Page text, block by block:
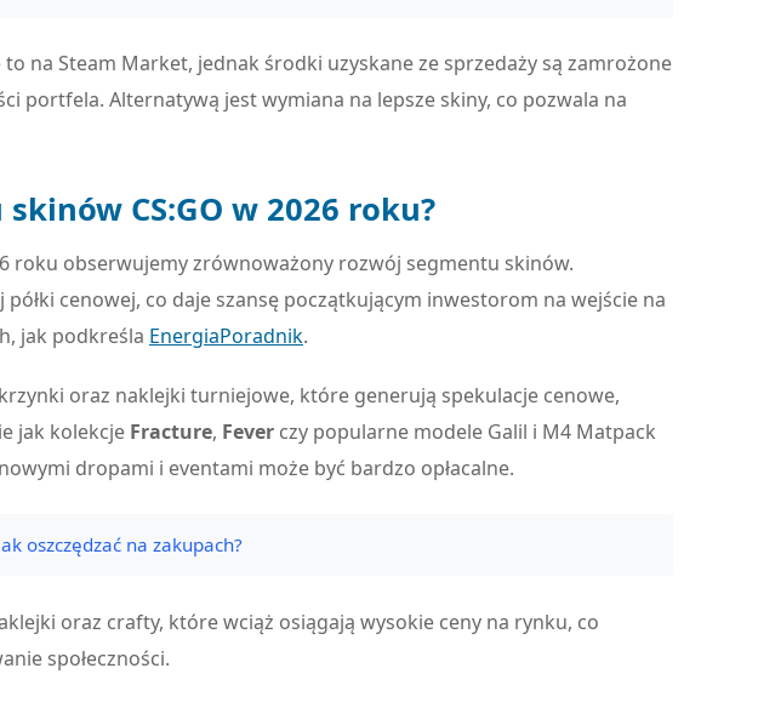
na Steam Market, jednak środki uzyskane ze sprzedaży są zamrożone
portfela. Alternatywą jest wymiana na lepsze skiny, co pozwala na
CS:GO w 2026 roku?
roku obserwujemy zrównoważony rozwój segmentu skinów.
cenowej, co daje szansę początkującym inwestorom na wejście na
jak podkreśla EnergiaPoradnik.
oraz naklejki turniejowe, które generują spekulacje cenowe,
jak kolekcje Fracture, Fever czy popularne modele Galil i M4 Matpack
dropami i eventami może być bardzo opłacalne.
oszczędzać na zakupach?
oraz crafty, które wciąż osiągają wysokie ceny na rynku, co
społeczności.